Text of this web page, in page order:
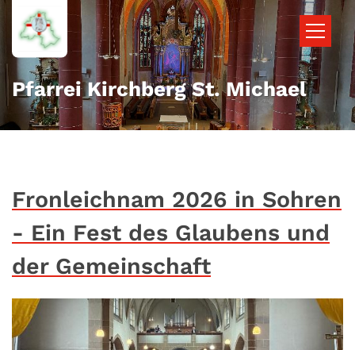
Zum Inhalt springen
Pfarrei Kirchberg St. Michael
Fronleichnam 2026 in Sohren
- Ein Fest des Glaubens und
der Gemeinschaft